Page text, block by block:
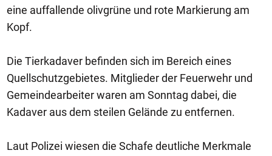
eine auffallende olivgrüne und rote Markierung am
Kopf.
Die Tierkadaver befinden sich im Bereich eines
Quellschutzgebietes. Mitglieder der Feuerwehr und
Gemeindearbeiter waren am Sonntag dabei, die
Kadaver aus dem steilen Gelände zu entfernen.
Laut Polizei wiesen die Schafe deutliche Merkmale